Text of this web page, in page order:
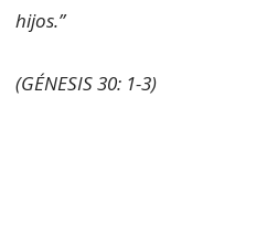
hijos.”
(GÉNESIS 30: 1-3)